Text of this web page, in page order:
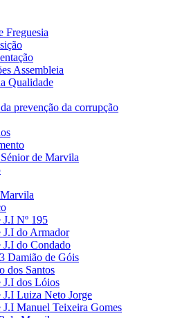
Freguesia
Assembleia
Qualidade
prevenção da corrupção
de Marvila
J.I Nº 195
J.I do Armador
J.I do Condado
Damião de Góis
dos Santos
J.I dos Lóios
J.I Luiza Neto Jorge
J.I Manuel Teixeira Gomes